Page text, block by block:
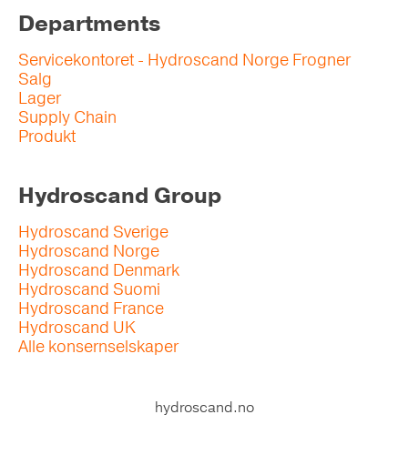
Departments
Servicekontoret - Hydroscand Norge Frogner
Salg
Lager
Supply Chain
Produkt
Hydroscand Group
Hydroscand Sverige
Hydroscand Norge
Hydroscand Denmark
Hydroscand Suomi
Hydroscand France
Hydroscand UK
Alle konsernselskaper
hydroscand.no